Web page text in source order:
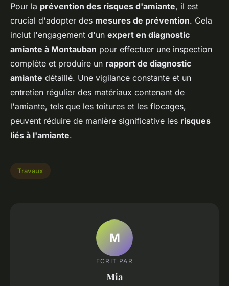
Pour la prévention des risques d'amiante, il est
crucial d'adopter des mesures de prévention. Cela
inclut l'engagement d'un expert en diagnostic
amiante à Montauban pour effectuer une inspection
complète et produire un rapport de diagnostic
amiante détaillé. Une vigilance constante et un
entretien régulier des matériaux contenant de
l'amiante, tels que les toitures et les flocages,
peuvent réduire de manière significative les risques
liés à l'amiante.
Travaux
M
ECRIT PAR
Mia